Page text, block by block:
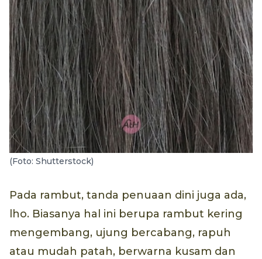
(Foto: Shutterstock)
Pada rambut, tanda penuaan dini juga ada,
lho. Biasanya hal ini berupa rambut kering
mengembang, ujung bercabang, rapuh
atau mudah patah, berwarna kusam dan